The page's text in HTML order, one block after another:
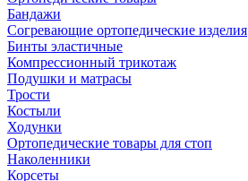
Бандажи
Согревающие ортопедические изделия
Бинты эластичные
Компрессионный трикотаж
Подушки и матрасы
Трости
Костыли
Ходунки
Ортопедические товары для стоп
Наколенники
Корсеты